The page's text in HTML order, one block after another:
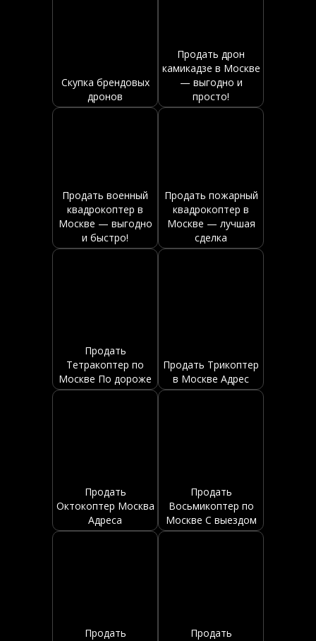
Скупка брендовых
дронов
Продать дрон
камикадзе в Москве
— выгодно и
просто!
Продать военный
квадрокоптер в
Москве — выгодно
и быстро!
Продать пожарный
квадрокоптер в
Москве — лучшая
сделка
Продать
Тетракоптер по
Москве По дороже
Продать Трикоптер
в Москве Адрес
Продать
Октокоптер Москва
Адреса
Продать
Восьмикоптер по
Москве С выездом
Продать
Продать